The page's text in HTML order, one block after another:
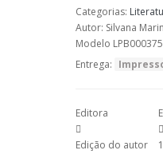
Categorias:
Autor: Silvana
Modelo LPB000375
Entrega:
Editora
Edição do autor 1